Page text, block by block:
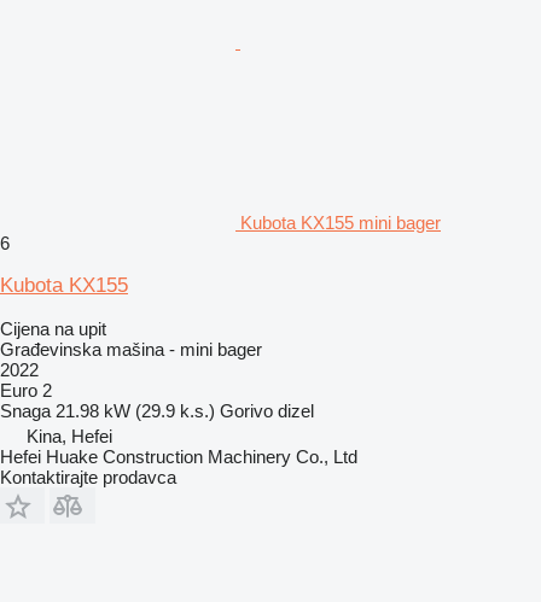
Kubota KX155 mini bager
6
Kubota KX155
Cijena na upit
Građevinska mašina - mini bager
2022
Euro 2
Snaga 21.98 kW (29.9 k.s.) Gorivo dizel
Kina, Hefei
Hefei Huake Construction Machinery Co., Ltd
Kontaktirajte prodavca